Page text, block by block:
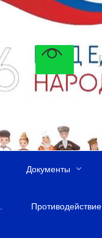
Документы